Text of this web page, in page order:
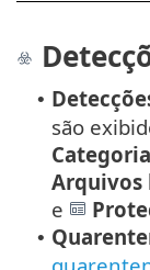
•
são
Arquivos
e
•